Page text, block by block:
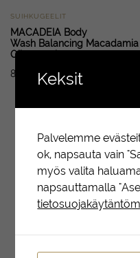
SUIHKUGEELIT
MACADEIA Body
Wash Balancing Macadamia
Oil 300 ml
8.90
€Keksit
Palvelemme
ok, napsauta vain
myös valita
napsauttamalla